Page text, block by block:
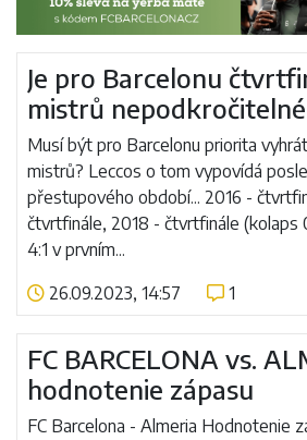
Je pro Barcelonu
mistrů
Musí být pro Barcelonu priorita
mistrů? Leccos o tom vypovídá
přestupového období... 2016 -
čtvrtfinále, 2018 - čtvrtfinále (kolaps
4:1 v prvním...
26.09.2023, 14:57
1
Číst více
FC BARCELONA vs.
hodnotenie zápasu
FC Barcelona - Almeria Hodnotenie